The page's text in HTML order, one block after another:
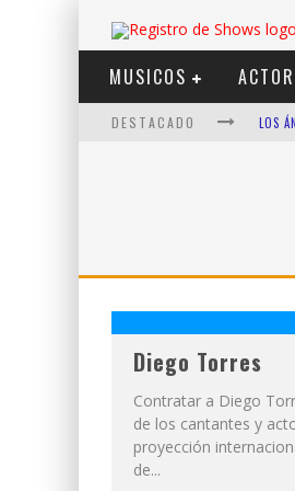
MUSICOS
DESTACADO LOS
DUKI
Diego Torres
Contratar a Diego
de los cantantes y
proyección
de...